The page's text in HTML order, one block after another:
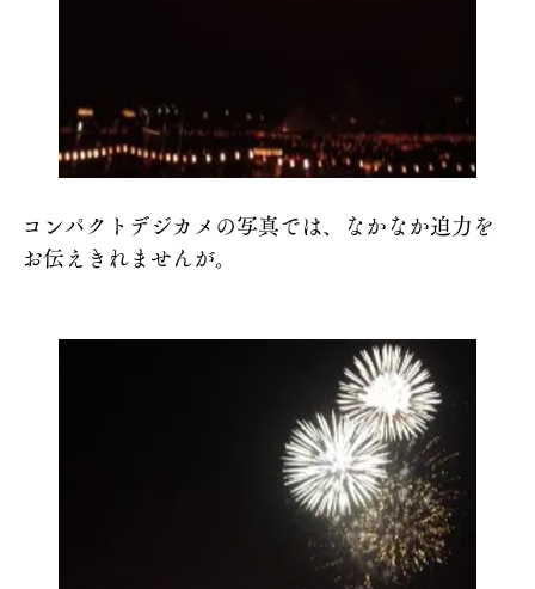
コンパクトデジカメの写真では、なかなか迫力を
お伝えきれませんが。